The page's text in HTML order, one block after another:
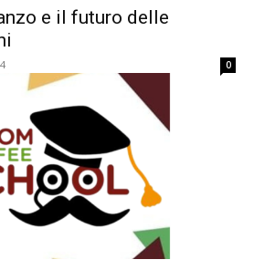
e il futuro delle
0